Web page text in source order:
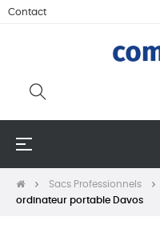
Contact
Basculer
☰
Sacs Professionnels
ordinateur portable Davos